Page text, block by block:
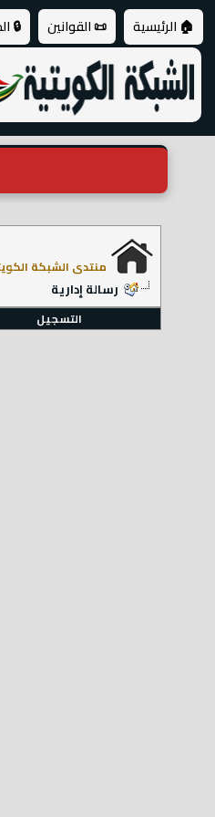
🏠 الرئيسية 📜 القوانين 🔒
منتدى الشبكة
رسالة إدارية
التسجيل